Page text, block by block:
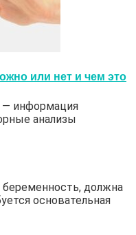
или нет и чем это
— информация
анализы
должна
основательная